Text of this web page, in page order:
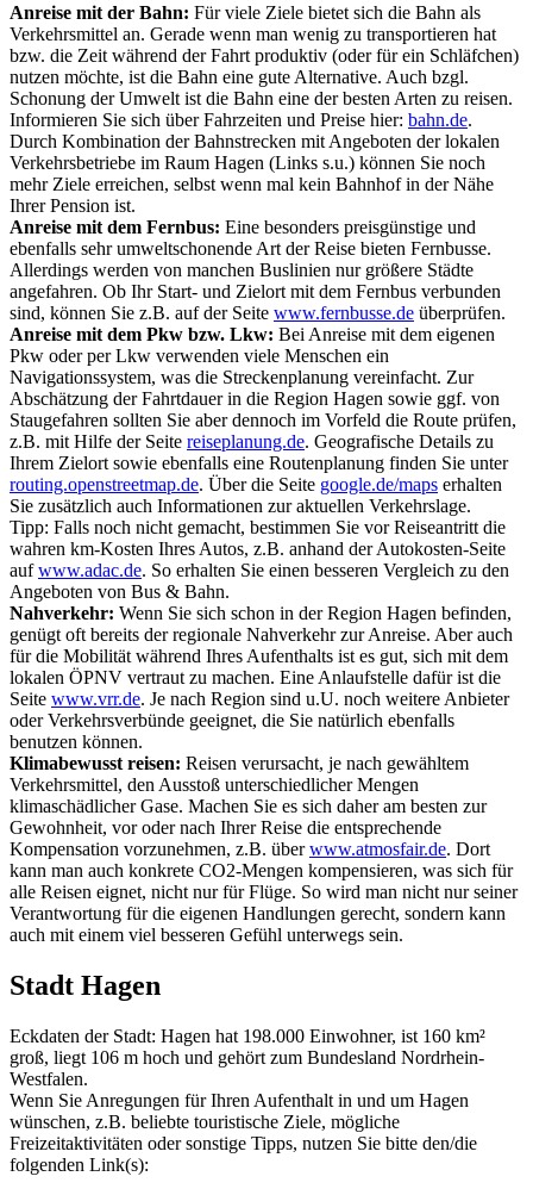
Anreise mit der Bahn: Für viele Ziele bietet sich die Bahn als
Verkehrsmittel an. Gerade wenn man wenig zu transportieren hat
bzw. die Zeit während der Fahrt produktiv (oder für ein Schläfchen)
nutzen möchte, ist die Bahn eine gute Alternative. Auch bzgl.
Schonung der Umwelt ist die Bahn eine der besten Arten zu reisen.
Informieren Sie sich über Fahrzeiten und Preise hier: bahn.de.
Durch Kombination der Bahnstrecken mit Angeboten der lokalen
Verkehrsbetriebe im Raum Hagen (Links s.u.) können Sie noch
mehr Ziele erreichen, selbst wenn mal kein Bahnhof in der Nähe
Ihrer Pension ist.
Anreise mit dem Fernbus: Eine besonders preisgünstige und
ebenfalls sehr umweltschonende Art der Reise bieten Fernbusse.
Allerdings werden von manchen Buslinien nur größere Städte
angefahren. Ob Ihr Start- und Zielort mit dem Fernbus verbunden
sind, können Sie z.B. auf der Seite www.fernbusse.de überprüfen.
Anreise mit dem Pkw bzw. Lkw: Bei Anreise mit dem eigenen
Pkw oder per Lkw verwenden viele Menschen ein
Navigationssystem, was die Streckenplanung vereinfacht. Zur
Abschätzung der Fahrtdauer in die Region Hagen sowie ggf. von
Staugefahren sollten Sie aber dennoch im Vorfeld die Route prüfen,
z.B. mit Hilfe der Seite reiseplanung.de. Geografische Details zu
Ihrem Zielort sowie ebenfalls eine Routenplanung finden Sie unter
routing.openstreetmap.de. Über die Seite google.de/maps erhalten
Sie zusätzlich auch Informationen zur aktuellen Verkehrslage.
Tipp: Falls noch nicht gemacht, bestimmen Sie vor Reiseantritt die
wahren km-Kosten Ihres Autos, z.B. anhand der Autokosten-Seite
aufwww.adac.de. So erhalten Sie einen besseren Vergleich zu den
Angeboten von Bus & Bahn.
Nahverkehr: Wenn Sie sich schon in der Region Hagen befinden,
genügt oft bereits der regionale Nahverkehr zur Anreise. Aber auch
für die Mobilität während Ihres Aufenthalts ist es gut, sich mit dem
lokalen ÖPNV vertraut zu machen. Eine Anlaufstelle dafür ist die
Seite www.vrr.de. Je nach Region sind u.U. noch weitere Anbieter
oder Verkehrsverbünde geeignet, die Sie natürlich ebenfalls
benutzen können.
Klimabewusst reisen: Reisen verursacht, je nach gewähltem
Verkehrsmittel, den Ausstoß unterschiedlicher Mengen
klimaschädlicher Gase. Machen Sie es sich daher am besten zur
Gewohnheit, vor oder nach Ihrer Reise die entsprechende
Kompensation vorzunehmen, z.B. überwww.atmosfair.de. Dort
kann man auch konkrete CO2-Mengen kompensieren, was sich für
alle Reisen eignet, nicht nur für Flüge. So wird man nicht nur seiner
Verantwortung für die eigenen Handlungen gerecht, sondern kann
auch mit einem viel besseren Gefühl unterwegs sein.
Stadt Hagen
Eckdaten der Stadt: Hagen hat 198.000 Einwohner, ist 160 km²
groß, liegt 106 m hoch und gehört zum Bundesland Nordrhein-
Westfalen.
Wenn Sie Anregungen für Ihren Aufenthalt in und um Hagen
wünschen, z.B. beliebte touristische Ziele, mögliche
Freizeitaktivitäten oder sonstige Tipps, nutzen Sie bitte den/die
folgenden Link(s):